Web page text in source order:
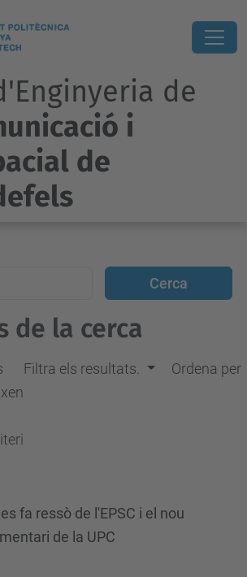
de
i
de
de la cerca
Filtra els resultats. Ordena per
fa ressò de l'EPSC i el nou
de la UPC